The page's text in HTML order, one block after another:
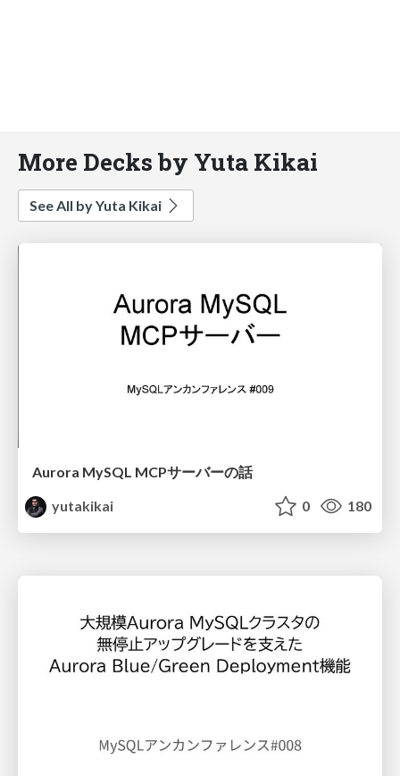
More Decks by Yuta Kikai
See All by Yuta Kikai
Aurora MySQL MCPサーバーの話
yutakikai
0 180